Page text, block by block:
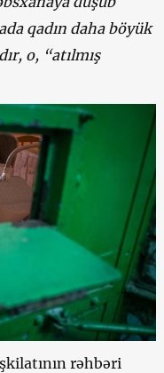
qadın daha böyük
o, “atılmış
rəhbəri